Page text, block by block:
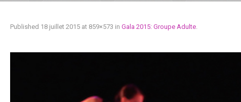
Published 18 juillet 2015 at 859×573 in Gala 2015: Groupe Adulte.